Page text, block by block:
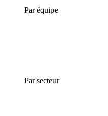
Par équipe
Par secteur